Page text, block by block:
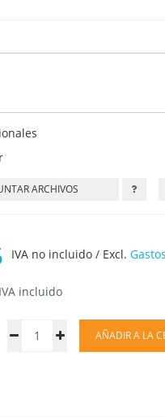
ARCHIVOS
IVA incluido
IVA no incluido / Excl.
AÑADIR A LA